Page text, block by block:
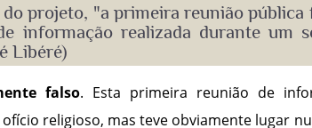
do projeto, "a primeira reunião pública
informação realizada durante um
Libéré)
falso. Esta primeira reunião de
religioso, mas teve obviamente lugar